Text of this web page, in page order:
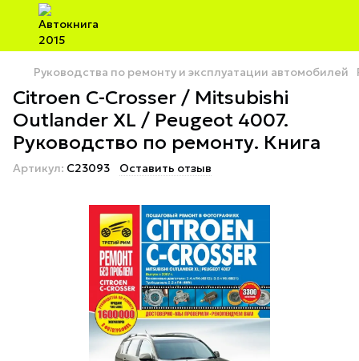
Руководства по ремонту и эксплуатации автомобилей
Citroen C-Crosser / Mitsubishi
Outlander XL / Peugeot 4007.
Руководство по ремонту. Книга
Артикул: C23093 Оставить отзыв